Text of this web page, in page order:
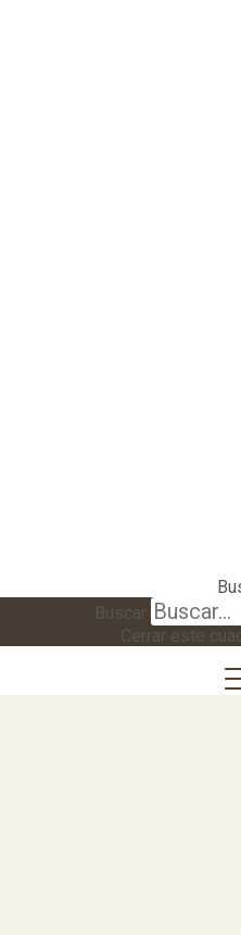
Buscar
Cerrar este